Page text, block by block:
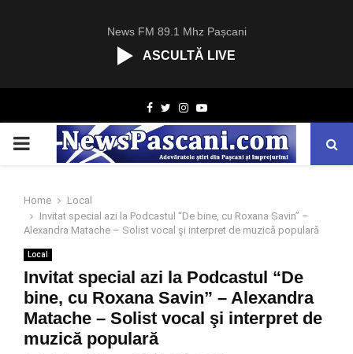
News FM 89.1 Mhz Pașcani
ASCULTĂ LIVE
Facebook
TwitterInstagram
Youtube
PRIMARY
Home
Local
Invitat special azi la Podcastul “De bine, cu Roxana Savin” –
Alexandra Matache – Solist vocal şi interpret de muzică populară
Local
Invitat special azi la Podcastul “De
bine, cu Roxana Savin” – Alexandra
Matache – Solist vocal şi interpret de
muzică populară